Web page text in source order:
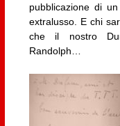
pubblicazione di
extralusso. E chi
che il nostro
Randolph…